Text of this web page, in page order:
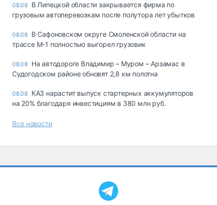
08.08 В Липецкой области закрывается фирма по
грузовым автоперевозкам после полутора лет убытков
08.08 В Сафоновском округе Смоленской области на
трассе М-1 полностью выгорел грузовик
08.08 На автодороге Владимир – Муром – Арзамас в
Судогодском районе обновят 2,8 км полотна
08.08 КАЗ нарастит выпуск стартерных аккумуляторов
на 20% благодаря инвестициям в 380 млн руб.
Все новости